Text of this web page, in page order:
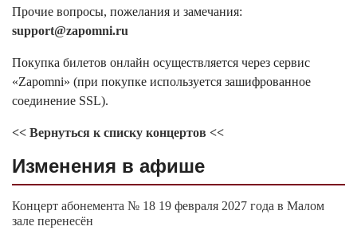
Прочие вопросы, пожелания и замечания:
support@zapomni.ru
Покупка билетов онлайн осуществляется через сервис
«Zapomni» (при покупке используется зашифрованное
соединение SSL).
<< Вернуться к списку концертов <<
Изменения в афише
Концерт абонемента № 18 19 февраля 2027 года в Малом
зале перенесён